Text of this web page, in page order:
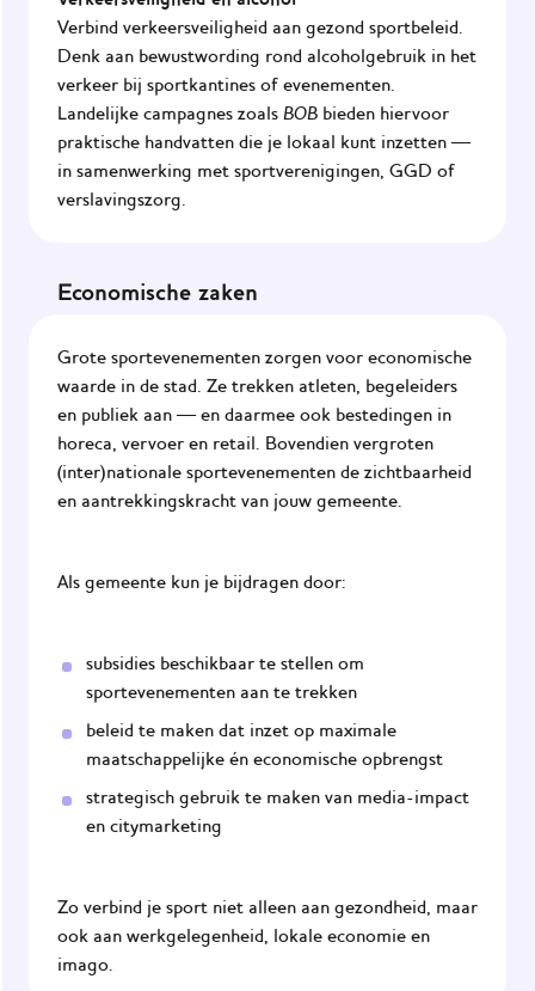
Verbind verkeersveiligheid aan gezond sportbeleid.
Denk aan bewustwording rond alcoholgebruik in het
verkeer bij sportkantines of evenementen.
Landelijke campagnes zoals BOB bieden hiervoor
praktische handvatten die je lokaal kunt inzetten —
in samenwerking met sportverenigingen, GGD of
verslavingszorg.
Economische zaken
Grote sportevenementen zorgen voor economische
waarde in de stad. Ze trekken atleten, begeleiders
en publiek aan — en daarmee ook bestedingen in
horeca, vervoer en retail. Bovendien vergroten
(inter)nationale sportevenementen de zichtbaarheid
en aantrekkingskracht van jouw gemeente.
Als gemeente kun je bijdragen door:
subsidies beschikbaar te stellen om
sportevenementen aan te trekken
beleid te maken dat inzet op maximale
maatschappelijke én economische opbrengst
strategisch gebruik te maken van media-impact
en citymarketing
Zo verbind je sport niet alleen aan gezondheid, maar
ook aan werkgelegenheid, lokale economie en
imago.